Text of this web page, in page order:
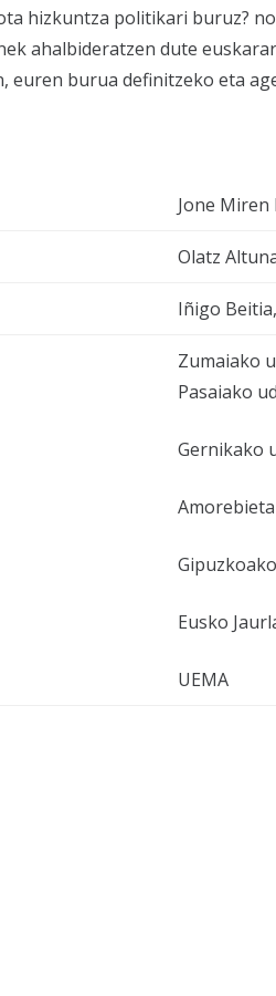
hizkuntza politikari buruz?
ahalbideratzen dute
euren burua definitzeko eta
Jone Miren
Olatz
Iñigo
Zumaiako
Pasaiako
Gernikako
Eusko
UEMA